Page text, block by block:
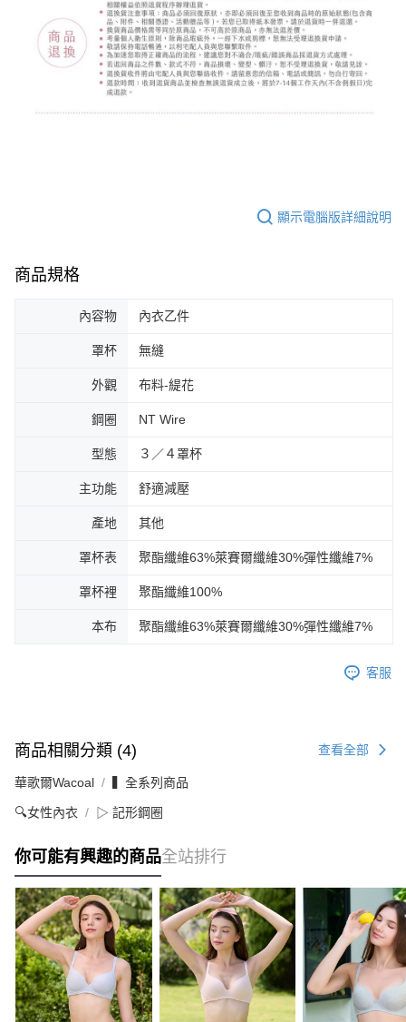
顯示電腦版詳細說明
商品規格
內容物 內衣乙件
罩杯 無縫
外觀 布料-緹花
鋼圈 NT Wire
型態 ３／４罩杯
主功能 舒適減壓
產地 其他
罩杯表 聚酯纖維63%萊賽爾纖維30%彈性纖維7%
罩杯裡 聚酯纖維100%
本布 聚酯纖維63%萊賽爾纖維30%彈性纖維7%
客服
商品相關分類 (4) 查看全部
華歌爾Wacoal ▍全系列商品
🔍女性內衣 ▷ 記形鋼圈
你可能有興趣的商品全站排行